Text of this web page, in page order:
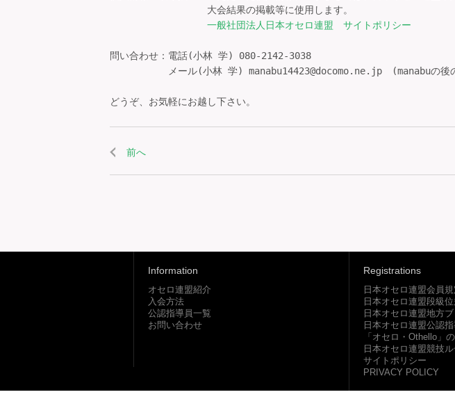
大会結果の掲載等に使用します。
一般社団法人日本オセロ連盟　サイトポリシー
問い合わせ：電話(小林 学) 080-2142-3038
メール(小林 学) manabu14423@docomo.ne.jp　(manabuの後の1
どうぞ、お気軽にお越し下さい。
前へ
Information
オセロ連盟紹介
入会方法
公認指導員一覧
お問い合わせ
Registrations
日本オセロ連盟会員規
日本オセロ連盟段級
日本オセロ連盟地方
日本オセロ連盟公認
「オセロ・Othello」
日本オセロ連盟競技
サイトポリシー
PRIVACY POLICY